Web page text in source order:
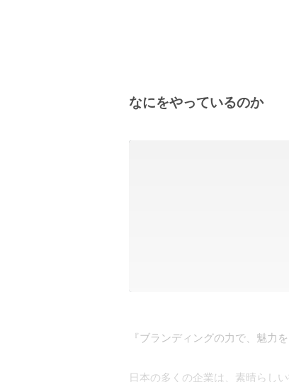
なにをやっているのか
『ブランディングの力で、魅力
日本の多くの企業は、素晴らし